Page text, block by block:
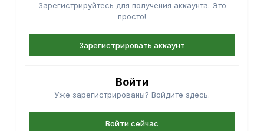
Зарегистрируйтесь для получения аккаунта. Это
просто!
Зарегистрировать аккаунт
Войти
Уже зарегистрированы? Войдите здесь.
Войти сейчас